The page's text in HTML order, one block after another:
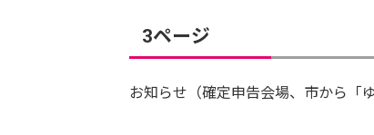
3ページ
お知らせ（確定申告会場、市から「